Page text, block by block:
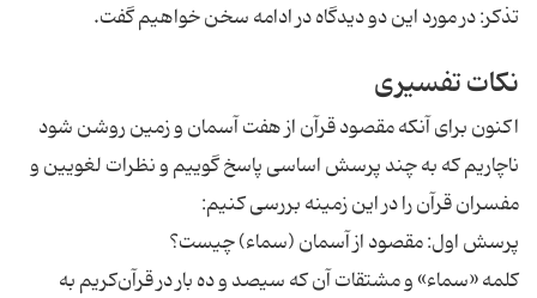
تذکر: در مورد این دو دیدگاه در ادامه سخن خواهیم گفت.
نکات تفسیری
اکنون برای آنکه مقصود قرآن از هفت آسمان و زمین روشن شود
ناچاریم که به چند پرسش اساسی پاسخ گوییم و نظرات لغویین و
مفسران قرآن را در این زمینه بررسی کنیم:
پرسش اول: مقصود از آسمان (سماء) چیست؟
کلمه «سماء» و مشتقات آن که سیصد و ده بار در قرآن‌کریم به